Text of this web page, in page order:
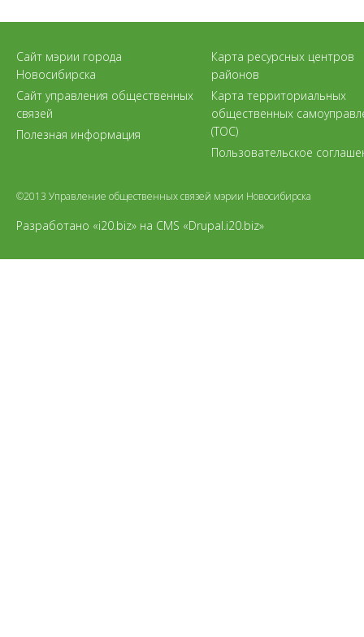
Сайт мэрии города
Новосибирска
Сайт управления общественных
связей
Полезная информация
Карта ресурсных центров
районов
Карта территориальных
общественных
(ТОС)
Пользовательское
©2013 Управление общественных связей мэрии Новосибирска
Разработано «i20.biz» на CMS «Drupal.i20.biz»